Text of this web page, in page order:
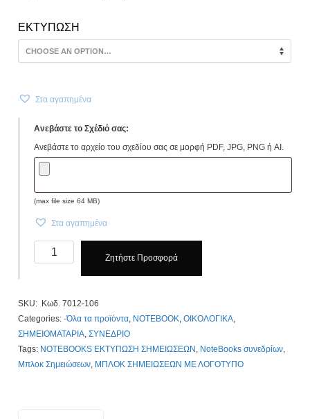
ΕΚΤΥΠΩΣΗ
Στα αγαπημένα
Ανεβάστε το Σχέδιό σας:
Ανεβάστε το αρχείο του σχεδίου σας σε μορφή PDF, JPG, PNG ή AI.
(max file size 64 MB)
Στα αγαπημένα
NOTE
BOOK
Notepad,
Κωδ.
7012-
106.
Μπλοκ
Ζητήστε Προσφορά
SKU: Κωδ. 7012-106
Categories:-Όλα τα προϊόντα, NOTEBOOK,ΟΙΚΟΛΟΓΙΚΑ,
ΣΗΜΕΙΟΜΑΤΑΡΙΑ,ΣΥΝΕΔΡΙΟ
Tags: NOTEBOOKS ΕΚΤΥΠΩΣΗ ΣΗΜΕΙΩΣΕΩΝ , NoteBooks συνεδρίων,
Μπλοκ Σημειώσεων, ΜΠΛΟΚ ΣΗΜΕΙΩΣΕΩΝ ΜΕ ΛΟΓΟΤΥΠΟ